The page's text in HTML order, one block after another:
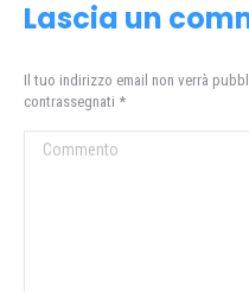
Lascia un
Il tuo indirizzo email non verrà
contrassegnati *
Commento